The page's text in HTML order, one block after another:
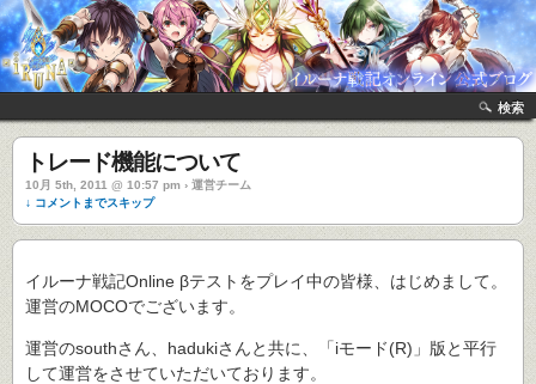
検索
トレード機能について
10月 5th, 2011 @ 10:57 pm › 運営チーム
↓ コメントまでスキップ
イルーナ戦記Online βテストをプレイ中の皆様、はじめまして。
運営のMOCOでございます。
運営のsouthさん、hadukiさんと共に、「iモード(R)」版と平行
して運営をさせていただいております。